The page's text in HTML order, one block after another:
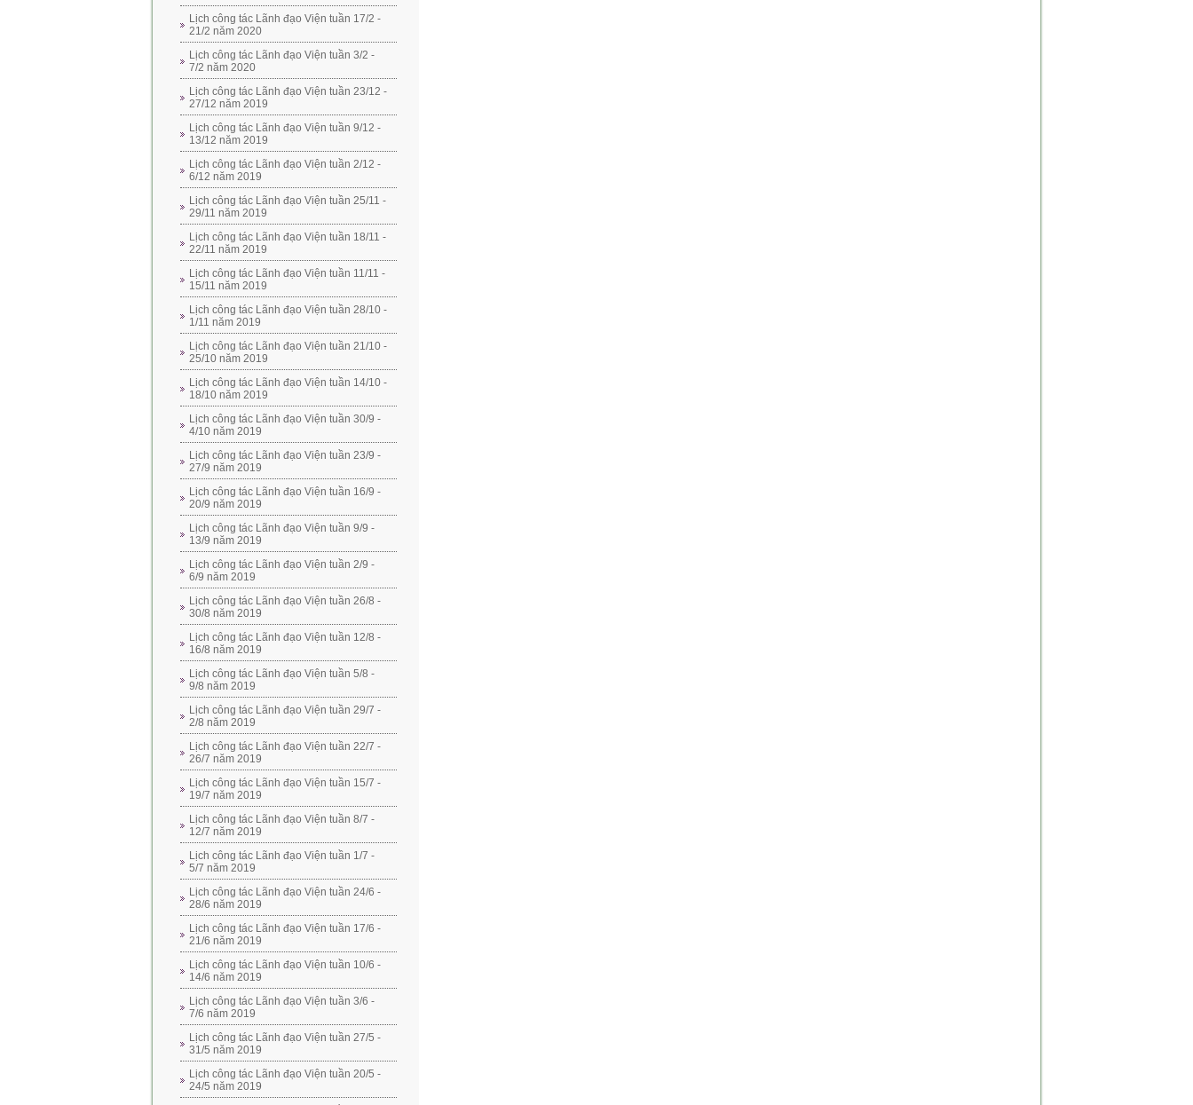
Lịch công tác Lãnh đạo Viện tuần 17/2 -
21/2 năm 2020
Lịch công tác Lãnh đạo Viện tuần 3/2 -
7/2 năm 2020
Lịch công tác Lãnh đạo Viện tuần 23/12 -
27/12 năm 2019
Lịch công tác Lãnh đạo Viện tuần 9/12 -
13/12 năm 2019
Lịch công tác Lãnh đạo Viện tuần 2/12 -
6/12 năm 2019
Lịch công tác Lãnh đạo Viện tuần 25/11 -
29/11 năm 2019
Lịch công tác Lãnh đạo Viện tuần 18/11 -
22/11 năm 2019
Lịch công tác Lãnh đạo Viện tuần 11/11 -
15/11 năm 2019
Lịch công tác Lãnh đạo Viện tuần 28/10 -
1/11 năm 2019
Lịch công tác Lãnh đạo Viện tuần 21/10 -
25/10 năm 2019
Lịch công tác Lãnh đạo Viện tuần 14/10 -
18/10 năm 2019
Lịch công tác Lãnh đạo Viện tuần 30/9 -
4/10 năm 2019
Lịch công tác Lãnh đạo Viện tuần 23/9 -
27/9 năm 2019
Lịch công tác Lãnh đạo Viện tuần 16/9 -
20/9 năm 2019
Lịch công tác Lãnh đạo Viện tuần 9/9 -
13/9 năm 2019
Lịch công tác Lãnh đạo Viện tuần 2/9 -
6/9 năm 2019
Lịch công tác Lãnh đạo Viện tuần 26/8 -
30/8 năm 2019
Lịch công tác Lãnh đạo Viện tuần 12/8 -
16/8 năm 2019
Lịch công tác Lãnh đạo Viện tuần 5/8 -
9/8 năm 2019
Lịch công tác Lãnh đạo Viện tuần 29/7 -
2/8 năm 2019
Lịch công tác Lãnh đạo Viện tuần 22/7 -
26/7 năm 2019
Lịch công tác Lãnh đạo Viện tuần 15/7 -
19/7 năm 2019
Lịch công tác Lãnh đạo Viện tuần 8/7 -
12/7 năm 2019
Lịch công tác Lãnh đạo Viện tuần 1/7 -
5/7 năm 2019
Lịch công tác Lãnh đạo Viện tuần 24/6 -
28/6 năm 2019
Lịch công tác Lãnh đạo Viện tuần 17/6 -
21/6 năm 2019
Lịch công tác Lãnh đạo Viện tuần 10/6 -
14/6 năm 2019
Lịch công tác Lãnh đạo Viện tuần 3/6 -
7/6 năm 2019
Lịch công tác Lãnh đạo Viện tuần 27/5 -
31/5 năm 2019
Lịch công tác Lãnh đạo Viện tuần 20/5 -
24/5 năm 2019